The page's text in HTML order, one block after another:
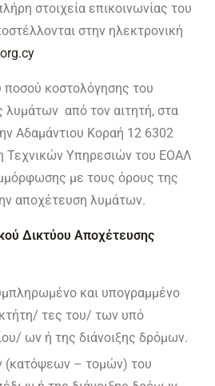
στοιχεία επικοινωνίας του
στην ηλεκτρονική
κοστολόγησης του
λυμάτων από τον αιτητή, στα
Αδαμάντιου Κοραή 12 6302
Τεχνικών Υπηρεσιών του ΕΟΑΛ
με τους όρους της
αποχέτευση λυμάτων.
Δικτύου Αποχέτευσης
και υπογραμμένο
τες του/ των υπό
ων ή της διάνοιξης δρόμων.
(κατόψεων – τομών) του